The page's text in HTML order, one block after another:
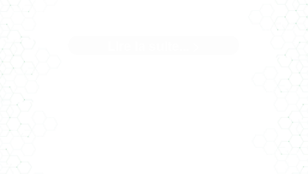
Sur le chantier de réhabilitation et d'extension école